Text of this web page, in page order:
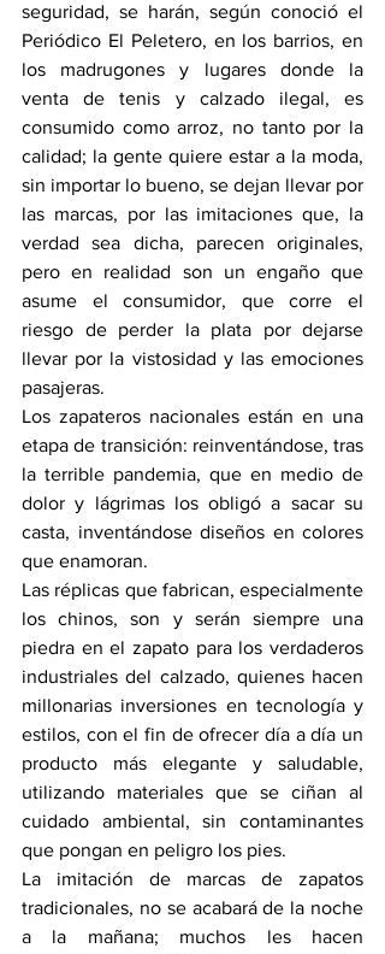
seguridad, se harán, según conoció el
Periódico El Peletero, en los barrios, en
los madrugones y lugares donde la
venta de tenis y calzado ilegal, es
consumido como arroz, no tanto por la
calidad; la gente quiere estar a la moda,
sin importar lo bueno, se dejan llevar por
las marcas, por las imitaciones que, la
verdad sea dicha, parecen originales,
pero en realidad son un engaño que
asume el consumidor, que corre el
riesgo de perder la plata por dejarse
llevar por la vistosidad y las emociones
pasajeras.
Los zapateros nacionales están en una
etapa de transición: reinventándose, tras
la terrible pandemia, que en medio de
dolor y lágrimas los obligó a sacar su
casta, inventándose diseños en colores
que enamoran.
Las réplicas que fabrican, especialmente
los chinos, son y serán siempre una
piedra en el zapato para los verdaderos
industriales del calzado, quienes hacen
millonarias inversiones en tecnología y
estilos, con el fin de ofrecer día a día un
producto más elegante y saludable,
utilizando materiales que se ciñan al
cuidado ambiental, sin contaminantes
que pongan en peligro los pies.
La imitación de marcas de zapatos
tradicionales, no se acabará de la noche
a la mañana; muchos les hacen